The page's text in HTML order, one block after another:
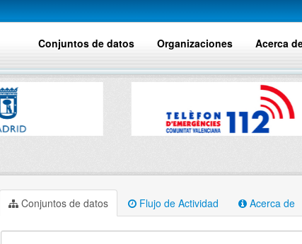
Conjuntos de datos Organizaciones Acerca
Conjuntos de datos Flujo de Actividad Acerca de